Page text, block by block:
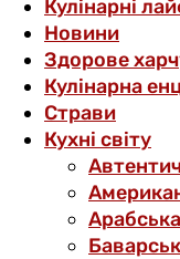
Кулінарні
Новини
Здорове
Кулінарна
Страви
Кухні світу
Арабська